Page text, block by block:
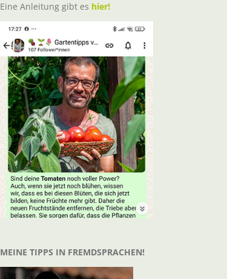
Eine Anleitung gibt es hier!
MEINE TIPPS IN FREMDSPRACHEN!